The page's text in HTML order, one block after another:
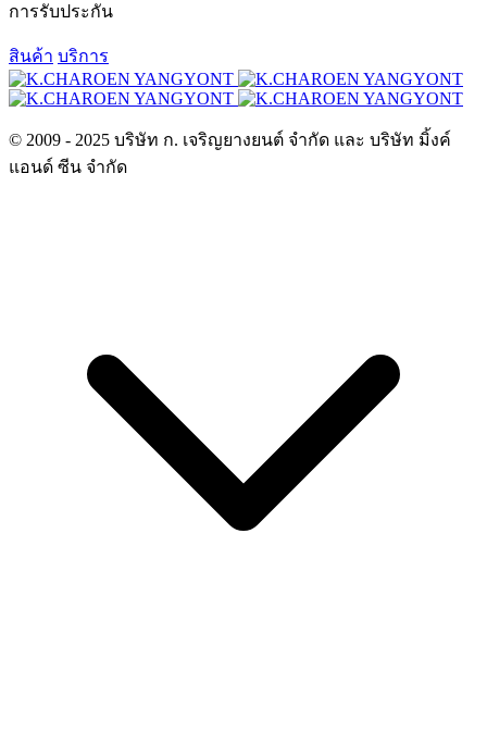
การรับประกัน
สินค้า บริการ
© 2009 - 2025 บริษัท ก. เจริญยางยนต์ จำกัด และ บริษัท มิ้งค์
แอนด์ ซีน จำกัด